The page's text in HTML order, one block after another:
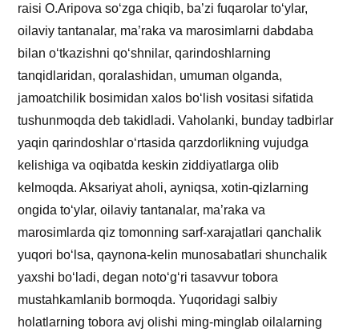
raisi O.Aripova so‘zga chiqib, ba’zi fuqarolar to‘ylar,
oilaviy tantanalar, ma’raka va marosimlarni dabdaba
bilan o‘tkazishni qo‘shnilar, qarindoshlarning
tanqidlaridan, qoralashidan, umuman olganda,
jamoatchilik bosimidan xalos bo‘lish vositasi sifatida
tushunmoqda deb takidladi. Vaholanki, bunday tadbirlar
yaqin qarindoshlar o‘rtasida qarzdorlikning vujudga
kelishiga va oqibatda keskin ziddiyatlarga olib
kelmoqda. Aksariyat aholi, ayniqsa, xotin-qizlarning
ongida to‘ylar, oilaviy tantanalar, ma’raka va
marosimlarda qiz tomonning sarf-xarajatlari qanchalik
yuqori bo‘lsa, qaynona-kelin munosabatlari shunchalik
yaxshi bo‘ladi, degan noto‘g‘ri tasavvur tobora
mustahkamlanib bormoqda. Yuqoridagi salbiy
holatlarning tobora avj olishi ming-minglab oilalarning